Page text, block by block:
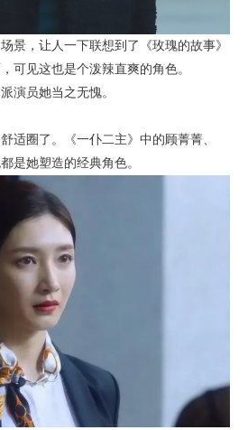
景，让人一下联想到了《玫瑰的故事》
可见这也是个泼辣直爽的角色。
演员她当之无愧。
适圈了。《一仆二主》中的顾菁菁、
是她塑造的经典角色。